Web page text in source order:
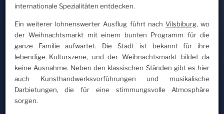
internationale Spezialitäten entdecken.
Ein weiterer lohnenswerter Ausflug führt nachVilsbiburg, wo
der Weihnachtsmarkt mit einem bunten Programm für die
ganze Familie aufwartet. Die Stadt ist bekannt für ihre
lebendige Kulturszene, und der Weihnachtsmarkt bildet da
keine Ausnahme. Neben den klassischen Ständen gibt es hier
auch Kunsthandwerksvorführungen und musikalische
Darbietungen, die für eine stimmungsvolle Atmosphäre
sorgen.